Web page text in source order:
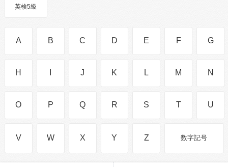
英検5級
A B C D E F G
H J K L M N
O P Q R S T U
V W X Y Z 数字記号